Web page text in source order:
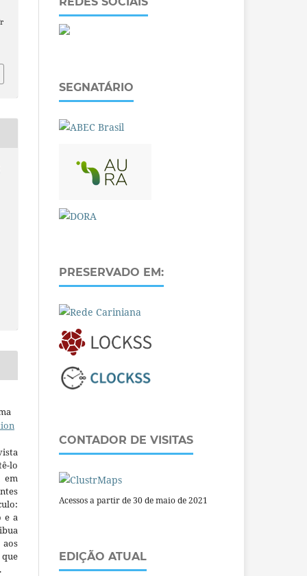
lo
em
e a
SEGNATÁRIO
PRESERVADO EM:
CONTADOR DE VISITAS
Acessos a partir de 30 de maio de 2021
EDIÇÃO ATUAL